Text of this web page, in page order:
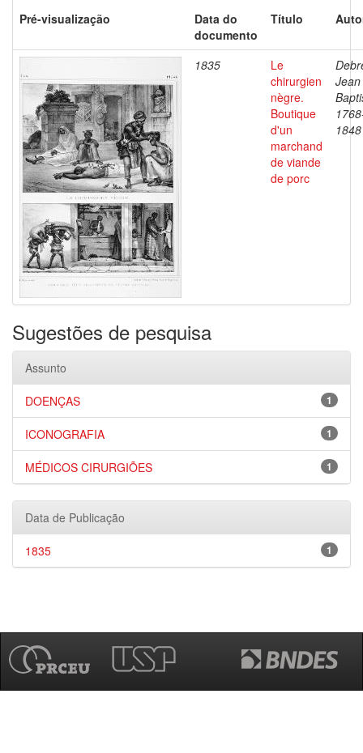
Pré-visualização
Data do
documento
Título
1835
Le
chirurgien
nègre.
Boutique
d'un
marchand
de viande
de porc
Jean
1848
Sugestões de pesquisa
Assunto
1
DOENÇAS
1
ICONOGRAFIA
1
MÉDICOS CIRURGIÕES
Data de Publicação
1
1835